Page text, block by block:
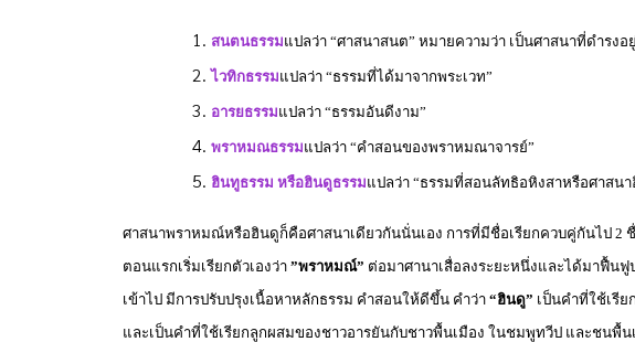
สนตนธรรมแปลว่า “ศาสนาสนต” หมายความว่า เป็นศาสนาที่ดำรง
ไวทิกธรรมแปลว่า “ธรรมที่ได้มาจากพระเวท”
อารยธรรมแปลว่า “ธรรมอันดีงาม”
พราหมณธรรมแปลว่า “คำสอนของพราหมณาจารย์”
ฮินทูธรรม หรือฮินดูธรรมแปลว่า “ธรรมที่สอนลัทธิอหิงสาหรือศาสนา
ศาสนาพราหมณ์หรือฮินดูก็คือศาสนาเดียวกันนั่นเอง การที่มีชื่อเรียกควบคู่กันไป 2
ตอนแรกเริ่มเรียกตัวเองว่า ”พราหมณ์” ต่อมาศานาเสื่อลงระยะหนึ่งและได้มาฟื้นฟู
เข้าไป มีการปรับปรุงเนื้อหาหลักธรรม คำสอนให้ดีขึ้น คำว่า “ฮินดู” เป็นคำที่ใช้เรี
และเป็นคำที่ใช้เรียกลูกผสมของชาวอารยันกับชาวพื้นเมือง ในชมพูทวีป และชน